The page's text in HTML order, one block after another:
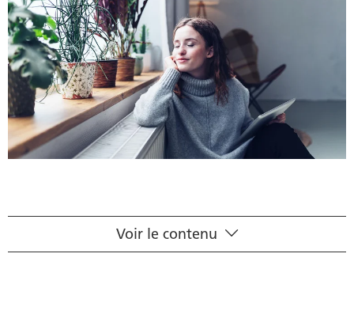
Symptômes les plus courants de la sécheresse
Voir le contenu